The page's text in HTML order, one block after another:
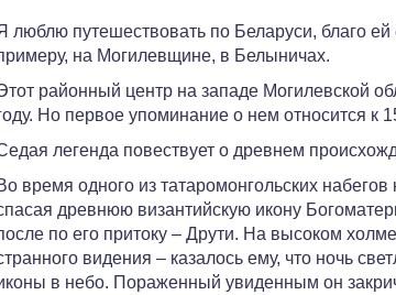
люблю путешествовать по Беларуси, благо
на Могилевщине, в Белыничах.
районный центр на западе Могилевской
Но первое упоминание о нем относится к
легенда повествует о древнем
время одного из татаромонгольских
древнюю византийскую икону
по его притоку – Друти. На высоком
видения – казалось ему, что ночь
в небо. Пораженный увиденным он